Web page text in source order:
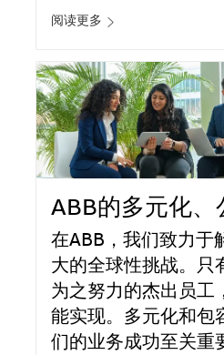
阅读更多
ABB的多元化、
在ABB，我们致力于
大的全球性挑战。只
为之努力的杰出员工
能实现。多元化和包
们的业务成功至关重